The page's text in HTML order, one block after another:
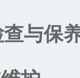
与保